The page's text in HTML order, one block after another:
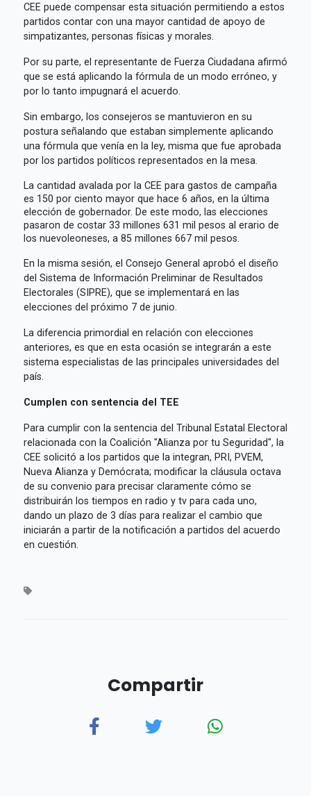
CEE puede compensar esta situación permitiendo a estos
partidos contar con una mayor cantidad de apoyo de
simpatizantes, personas físicas y morales.
Por su parte, el representante de Fuerza Ciudadana afirmó
que se está aplicando la fórmula de un modo erróneo, y
por lo tanto impugnará el acuerdo.
Sin embargo, los consejeros se mantuvieron en su
postura señalando que estaban simplemente aplicando
una fórmula que venía en la ley, misma que fue aprobada
por los partidos políticos representados en la mesa.
La cantidad avalada por la CEE para gastos de campaña
es 150 por ciento mayor que hace 6 años, en la última
elección de gobernador. De este modo, las elecciones
pasaron de costar 33 millones 631 mil pesos al erario de
los nuevoleoneses, a 85 millones 667 mil pesos.
En la misma sesión, el Consejo General aprobó el diseño
del Sistema de Información Preliminar de Resultados
Electorales (SIPRE), que se implementará en las
elecciones del próximo 7 de junio.
La diferencia primordial en relación con elecciones
anteriores, es que en esta ocasión se integrarán a este
sistema especialistas de las principales universidades del
país.
Cumplen con sentencia del TEE
Para cumplir con la sentencia del Tribunal Estatal Electoral
relacionada con la Coalición "Alianza por tu Seguridad", la
CEE solicitó a los partidos que la integran, PRI, PVEM,
Nueva Alianza y Demócrata; modificar la cláusula octava
de su convenio para precisar claramente cómo se
distribuirán los tiempos en radio y tv para cada uno,
dando un plazo de 3 días para realizar el cambio que
iniciarán a partir de la notificación a partidos del acuerdo
en cuestión.
Compartir